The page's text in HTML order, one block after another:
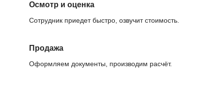
Осмотр и оценка
Сотрудник приедет быстро, озвучит стоимость.
Продажа
Оформляем документы, производим расчёт.